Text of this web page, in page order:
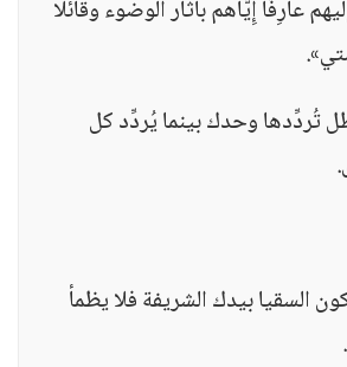
عارِفًا إِيَّاهم بآثار الوضوء وقائلًا
تُردِّدها وحدك بينما يُردِّد كل
السقيا بيدك الشريفة فلا يظمأ